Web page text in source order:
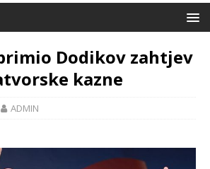
Dodikov zahtjev
kazne
ADMIN